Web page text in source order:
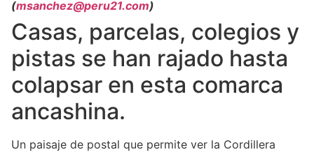
(msanchez@peru21.com)
Casas, parcelas, colegios y
pistas se han rajado hasta
colapsar en esta comarca
ancashina.
Un paisaje de postal que permite ver la Cordillera